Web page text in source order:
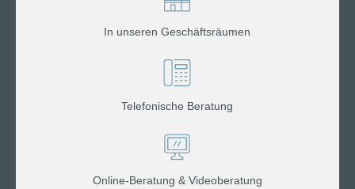
In unseren Geschäftsräumen
Telefonische Beratung
Online-Beratung & Videoberatung